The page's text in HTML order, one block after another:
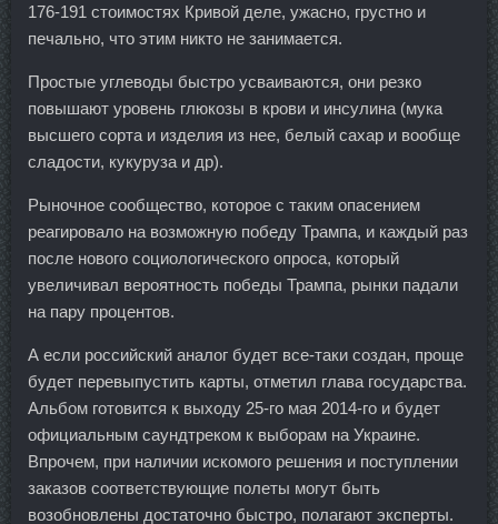
176-191 стоимостях Кривой деле, ужасно, грустно и
печально, что этим никто не занимается.
Простые углеводы быстро усваиваются, они резко
повышают уровень глюкозы в крови и инсулина (мука
высшего сорта и изделия из нее, белый сахар и вообще
сладости, кукуруза и др).
Рыночное сообщество, которое с таким опасением
реагировало на возможную победу Трампа, и каждый раз
после нового социологического опроса, который
увеличивал вероятность победы Трампа, рынки падали
на пару процентов.
А если российский аналог будет все-таки создан, проще
будет перевыпустить карты, отметил глава государства.
Альбом готовится к выходу 25-го мая 2014-го и будет
официальным саундтреком к выборам на Украине.
Впрочем, при наличии искомого решения и поступлении
заказов соответствующие полеты могут быть
возобновлены достаточно быстро, полагают эксперты.